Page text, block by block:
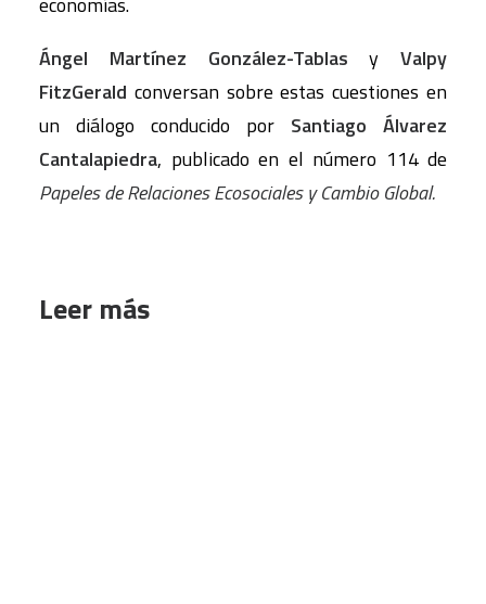
Ángel Martínez González-Tablas y Valpy
FitzGerald conversan sobre estas cuestiones en
un diálogo conducido por Santiago Álvarez
Cantalapiedra, publicado en el número 114 de
Papeles de Relaciones Ecosociales y Cambio Global.
Leer más